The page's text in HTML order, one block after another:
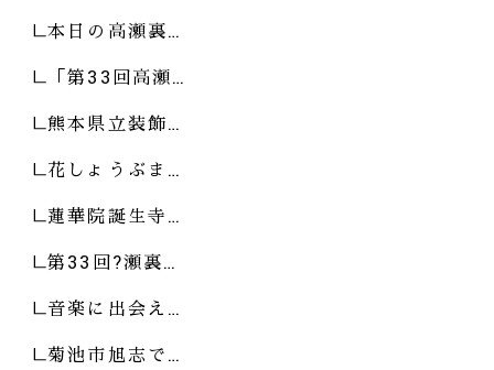
本日の高瀬裏…
「第33回高瀬…
熊本県立装飾…
花しょうぶま…
蓮華院誕生寺…
第33回?瀬裏…
音楽に出会え…
菊池市旭志で…